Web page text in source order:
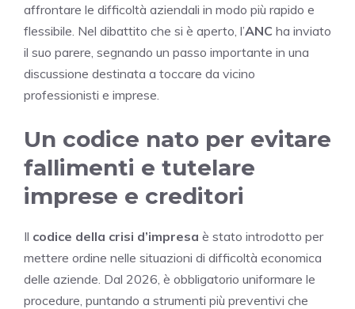
affrontare le difficoltà aziendali in modo più rapido e
flessibile. Nel dibattito che si è aperto, l’ANC ha inviato
il suo parere, segnando un passo importante in una
discussione destinata a toccare da vicino
professionisti e imprese.
Un codice nato per evitare
fallimenti e tutelare
imprese e creditori
Il codice della crisi d’impresa è stato introdotto per
mettere ordine nelle situazioni di difficoltà economica
delle aziende. Dal 2026, è obbligatorio uniformare le
procedure, puntando a strumenti più preventivi che